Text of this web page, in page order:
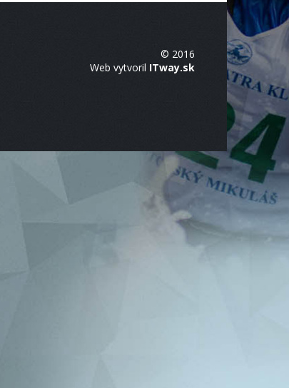
© 2016
Web vytvoril ITway.sk